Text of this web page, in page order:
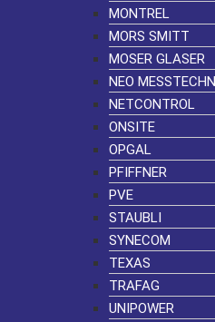
MONTREL
MORS SMITT
MOSER GLASER
NEO
NETCONTROL
ONSITE
OPGAL
PFIFFNER
PVE
STAUBLI
SYNECOM
TEXAS
TRAFAG
UNIPOWER